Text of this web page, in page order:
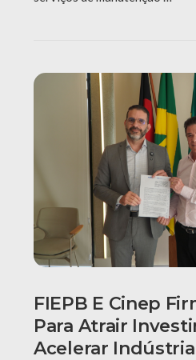
FIEPB E Cinep
Para Atrair
Acelerar